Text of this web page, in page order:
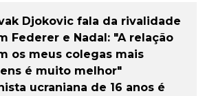
Djokovic fala da rivalidade
Federer e Nadal: "A relação
os meus colegas mais
é muito melhor"
ucraniana de 16 anos é